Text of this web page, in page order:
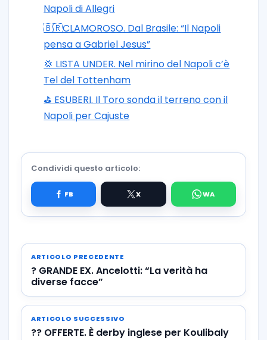
Napoli di Allegri
🇧🇷CLAMOROSO. Dal Brasile: “Il Napoli
pensa a Gabriel Jesus”
💢 LISTA UNDER. Nel mirino del Napoli c’è
Tel del Tottenham
⛳ ESUBERI. Il Toro sonda il terreno con il
Napoli per Cajuste
Condividi questo articolo:
ARTICOLO PRECEDENTE
? GRANDE EX. Ancelotti: “La verità ha
diverse facce”
ARTICOLO SUCCESSIVO
?? OFFERTE. È derby inglese per Koulibaly